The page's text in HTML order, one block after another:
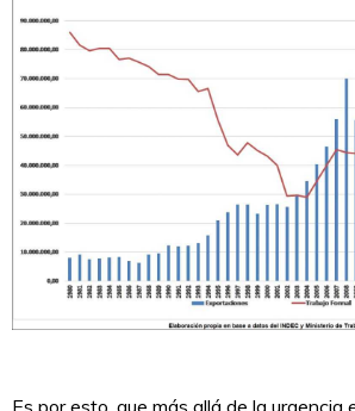
Es por esto, que más allá de la urgencia